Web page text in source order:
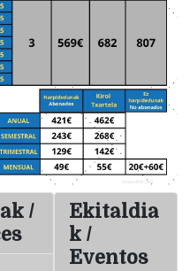
/
Ekitaldia
k /
Eventos